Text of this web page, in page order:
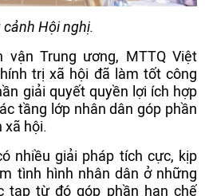
cảnh Hội nghị.
vận Trung ương, MTTQ Việt
trị xã hội đã làm tốt công
giải quyết quyền lợi ích hợp
tầng lớp nhân dân góp phần
xã hội.
nhiều giải pháp tích cực, kịp
tình hình nhân dân ở những
tạp từ đó góp phần hạn chế